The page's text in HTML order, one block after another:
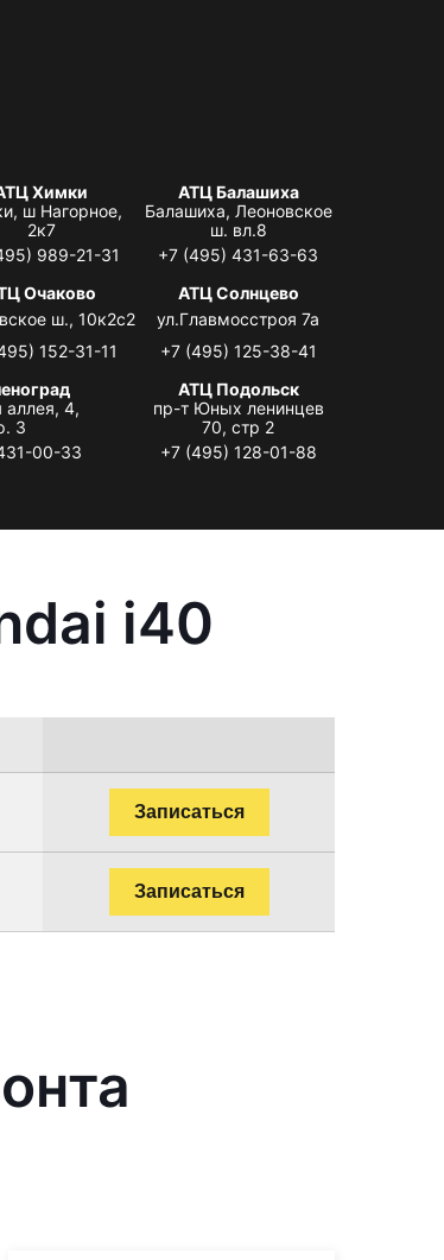
Химки
ш Нагорное,
2к7
989-21-31
АТЦ Балашиха
Балашиха, Леоновское
ш. вл.8
+7 (495) 431-63-63
Очаково
ш., 10к2с2
152-31-11
АТЦ Солнцево
ул.Главмосстроя 7а
+7 (495) 125-38-41
аллея, 4,
3
00-33
АТЦ Подольск
пр-т Юных ленинцев
70, стр 2
+7 (495) 128-01-88
i40
Записаться
Записаться